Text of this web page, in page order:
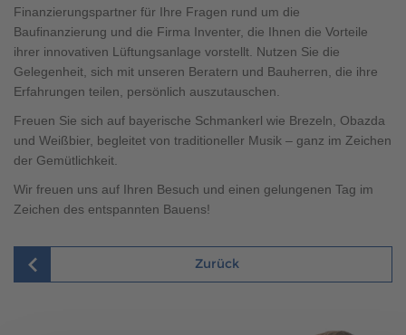
Finanzierungspartner für Ihre Fragen rund um die
Baufinanzierung und die Firma Inventer, die Ihnen die Vorteile
ihrer innovativen Lüftungsanlage vorstellt. Nutzen Sie die
Gelegenheit, sich mit unseren Beratern und Bauherren, die ihre
Erfahrungen teilen, persönlich auszutauschen.
Freuen Sie sich auf bayerische Schmankerl wie Brezeln, Obazda
und Weißbier, begleitet von traditioneller Musik – ganz im Zeichen
der Gemütlichkeit.
Wir freuen uns auf Ihren Besuch und einen gelungenen Tag im
Zeichen des entspannten Bauens!
Zurück